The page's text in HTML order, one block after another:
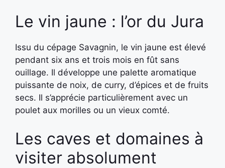
Le vin jaune : l’or du Jura
Issu du cépage Savagnin, le vin jaune est élevé
pendant six ans et trois mois en fût sans
ouillage. Il développe une palette aromatique
puissante de noix, de curry, d’épices et de fruits
secs. Il s’apprécie particulièrement avec un
poulet aux morilles ou un vieux comté.
Les caves et domaines à
visiter absolument